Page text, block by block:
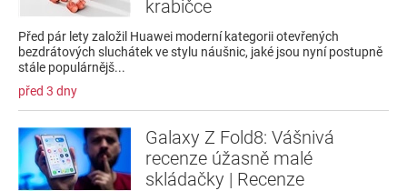
krabičce
Před pár lety založil Huawei moderní kategorii otevřených
bezdrátových sluchátek ve stylu náušnic, jaké jsou nyní postupně
stále populárnějš...
před 3 dny
Galaxy Z Fold8: Vášnivá
recenze úžasně malé
skládačky | Recenze